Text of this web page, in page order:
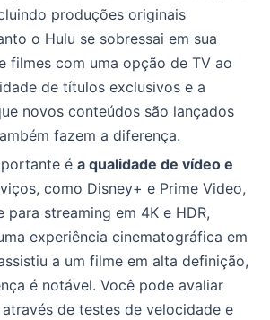
produções originais
o Hulu se sobressai em sua
filmes com uma opção de TV ao
de títulos exclusivos e a
novos conteúdos são lançados
fazem a diferença.
é a qualidade de vídeo e
como Disney+ e Prime Video,
streaming em 4K e HDR,
experiência cinematográfica em
a um filme em alta definição,
é notável. Você pode avaliar
de testes de velocidade e